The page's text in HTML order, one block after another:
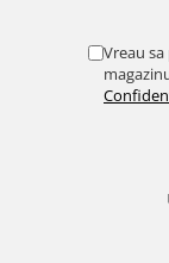
Vreau